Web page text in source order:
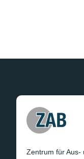
Zentrum für Aus-